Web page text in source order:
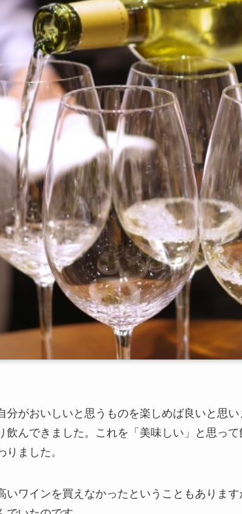
分がおいしいと思うものを楽しめば良いと思
飲んできました。これを「美味しい」と思っ
りました。
いワインを買えなかったということもありま